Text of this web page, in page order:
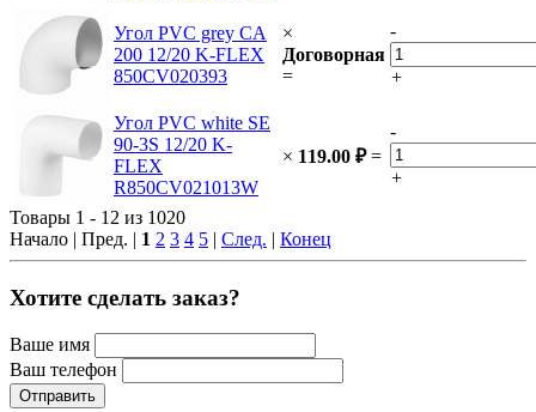
Угол PVC grey CA
200 12/20 K-FLEX
850CV020393
×
Договорная
=
-
+
Угол PVC white SE
90-3S 12/20 K-
FLEX
R850CV021013W
× 119.00 ₽ =
-
+
Товары 1 - 12 из 1020
Начало | Пред. | 1 2 3 4 5 | След. | Конец
Хотите сделать заказ?
Ваше имя
Ваш телефон